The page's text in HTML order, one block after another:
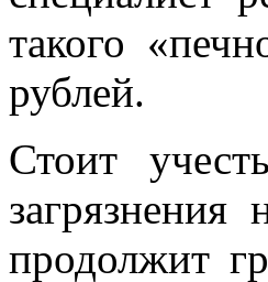
такого
рублей.
Стоит
продолжит